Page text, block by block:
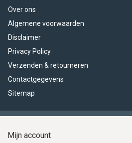
Over ons
Algemene voorwaarden
Disclaimer
Privacy Policy
Verzenden & retourneren
Contactgegevens
Sitemap
Mijn account